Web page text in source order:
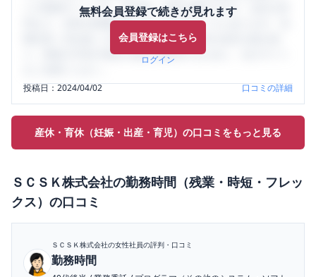
無料会員登録で続きが見れます
会員登録はこちら
ログイン
ミの投稿サイトです。給与面・女性の働きやすさ・会社の評
判など、女性の転職は気にすべき点がたくさんあります。先
輩社員（元社員）の口コミを通して、本当の会社の姿を知
り、将来の不安や現在の悩みを解消するために、ぜひサイト
投稿日：2024/04/02 口コミの詳細
産休・育休（妊娠・出産・育児）の口コミをもっと見る
ＳＣＳＫ株式会社の勤務時間（残業・時短・フレッ
クス） の口コミ
ＳＣＳＫ株式会社の女性社員の評判・口コミ
勤務時間